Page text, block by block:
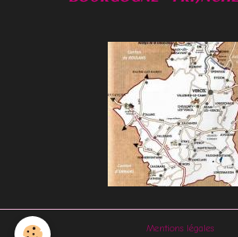
Mentions légales